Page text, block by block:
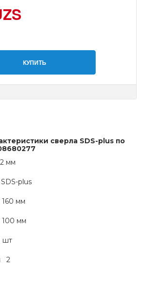
КУПИТЬ
сверла SDS-plus по
мм
plus
мм
100 мм
шт
2